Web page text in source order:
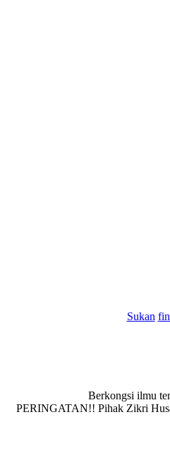
Sukan
Berkongsi ilmu
PERINGATAN!! Pihak Zikri